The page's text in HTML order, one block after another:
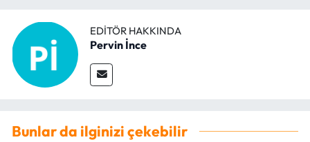
EDITÖR HAKKINDA
Pervin İnce
Bunlar da ilginizi çekebilir